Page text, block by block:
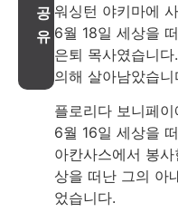
공
유
워싱턴 야키마에
6월 18일 세상을
은퇴 목사였습니
의해 살아남았습니
플로리다 보니페
6월 16일 세상을
아칸사스에서 봉
상을 떠난 그의 아
었습니다.